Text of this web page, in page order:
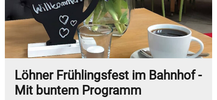
Löhner Frühlingsfest im Bahnhof -
Mit buntem Programm